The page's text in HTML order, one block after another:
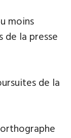
moins
la presse
de la